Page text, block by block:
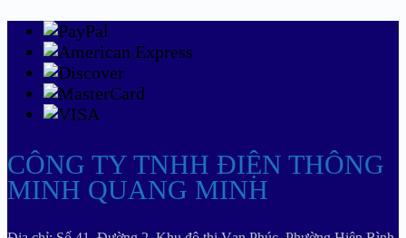
CÔNG TY TNHH ĐIỆN THÔNG
MINH QUANG MINH